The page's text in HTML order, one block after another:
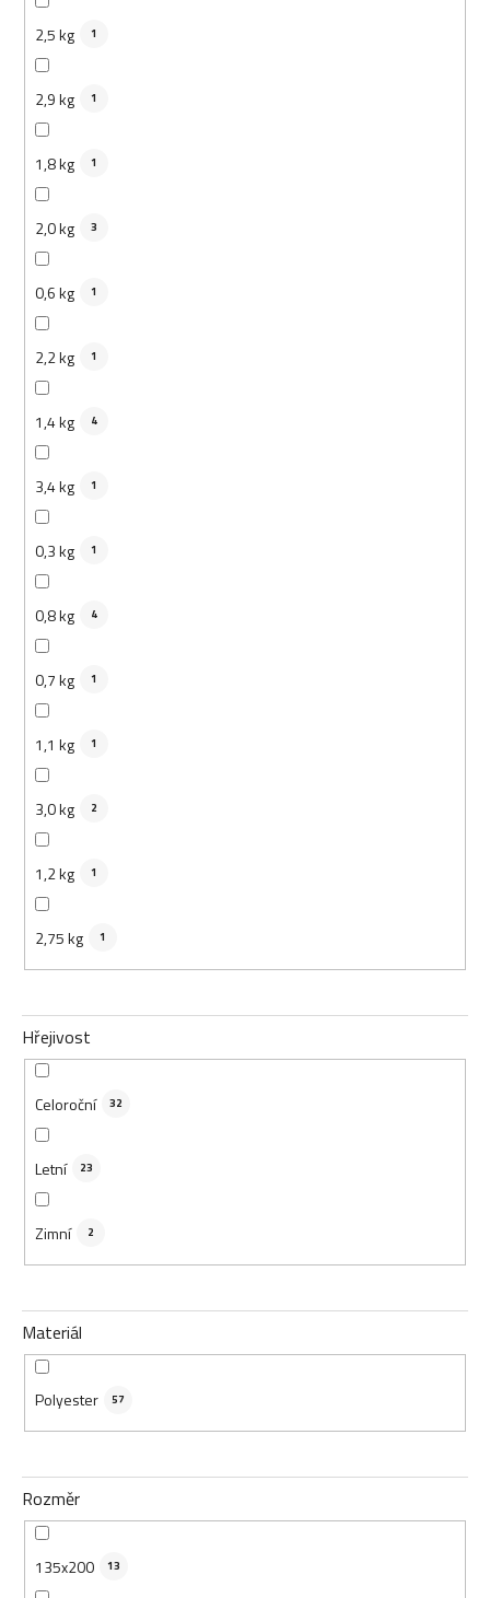
2,5 kg 1
2,9 kg 1
1,8 kg 1
2,0 kg 3
0,6 kg 1
2,2 kg 1
1,4 kg 4
3,4 kg 1
0,3 kg 1
0,8 kg 4
0,7 kg 1
1,1 kg 1
3,0 kg 2
1,2 kg 1
2,75 kg 1
Hřejivost
Celoroční 32
Letní 23
Zimní 2
Materiál
Polyester 57
Rozměr
135x200 13